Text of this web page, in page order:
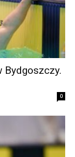
Bydgoszczy.
0